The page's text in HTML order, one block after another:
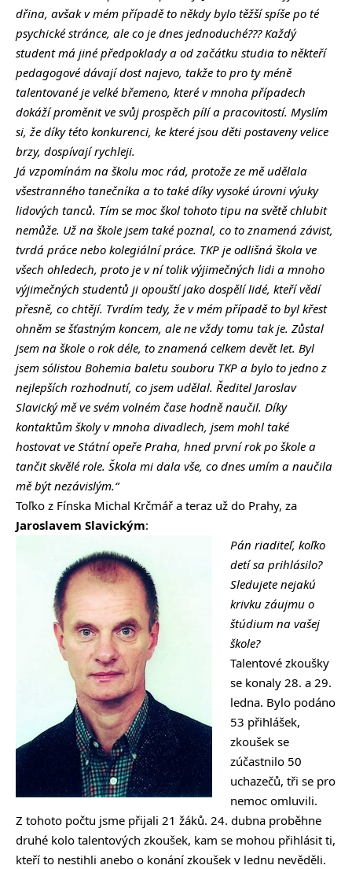
dřina, avšak v mém případě to někdy bylo těžší spíše po té
psychické stránce, ale co je dnes jednoduché??? Každý
student má jiné předpoklady a od začátku studia to někteří
pedagogové dávají dost najevo, takže to pro ty méně
talentované je velké břemeno, které v mnoha případech
dokáží proměnit ve svůj prospěch pílí a pracovitostí. Myslím
si, že díky této konkurenci, ke které jsou děti postaveny velice
brzy, dospívají rychleji.
Já vzpomínám na školu moc rád, protože ze mě udělala
všestranného tanečníka a to také díky vysoké úrovni výuky
lidových tanců. Tím se moc škol tohoto tipu na světě chlubit
nemůže. Už na škole jsem také poznal, co to znamená závist,
tvrdá práce nebo kolegiální práce. TKP je odlišná škola ve
všech ohledech, proto je v ní tolik výjimečných lidi a mnoho
výjimečných studentů ji opouští jako dospělí lidé, kteří vědí
přesně, co chtějí. Tvrdím tedy, že v mém případě to byl křest
ohněm se šťastným koncem, ale ne vždy tomu tak je. Zůstal
jsem na škole o rok déle, to znamená celkem devět let. Byl
jsem sólistou Bohemia baletu souboru TKP a bylo to jedno z
nejlepších rozhodnutí, co jsem udělal. Ředitel Jaroslav
Slavický mě ve svém volném čase hodně naučil. Díky
kontaktům školy v mnoha divadlech, jsem mohl také
hostovat ve Státní opeře Praha, hned první rok po škole a
tančit skvělé role. Škola mi dala vše, co dnes umím a naučila
mě být nezávislým.“
Toľko z Fínska Michal Krčmář a teraz už do Prahy, za
Jaroslavem Slavickým:
Pán riaditeľ, koľko
detí sa prihlásilo?
Sledujete nejakú
krivku záujmu o
štúdium na vašej
škole?
Talentové zkoušky
se konaly 28. a 29.
ledna. Bylo podáno
53 přihlášek,
zkoušek se
zúčastnilo 50
uchazečů, tři se pro
nemoc omluvili.
Z tohoto počtu jsme přijali 21 žáků. 24. dubna proběhne
druhé kolo talentových zkoušek, kam se mohou přihlásit ti,
kteří to nestihli anebo o konání zkoušek v lednu nevěděli.